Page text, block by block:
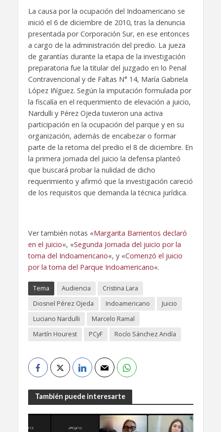
La causa por la ocupación del Indoamericano se
inició el 6 de diciembre de 2010, tras la denuncia
presentada por Corporación Sur, en ese entonces
a cargo de la administración del predio. La jueza
de garantías durante la etapa de la investigación
preparatoria fue la titular del juzgado en lo Penal
Contravencional y de Faltas N° 14, María Gabriela
López Iñíguez. Según la imputación formulada por
la fiscalía en el requerimiento de elevación a juicio,
Nardulli y Pérez Ojeda tuvieron una activa
participación en la ocupación del parque y en su
organización, además de encabezar o formar
parte de la retoma del predio el 8 de diciembre. En
la primera jornada del juicio la defensa planteó
que buscará probar la nulidad de dicho
requerimiento y afirmó que la investigación careció
de los requisitos que demanda la técnica jurídica.
Ver también notas «Margarita Barrientos declaró
en el juicio«, «Segunda Jornada del juicio por la
toma del Indoamericano«, y «Comenzó el juicio
por la toma del Parque Indoamericano«.
Tema Audiencia
Cristina Lara
Diosnel Pérez Ojeda
Indoamericano
Juicio
Luciano Nardulli
Marcelo Ramal
Martín Hourest
PCyF Rocío Sánchez Andía
También puede interesarte